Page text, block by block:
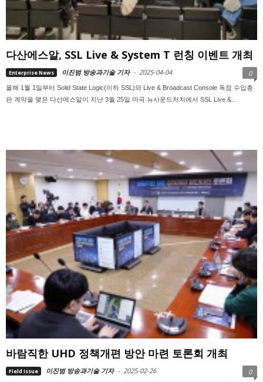
다산에스알, SSL Live & System T 런칭 이벤트 개최
Enterprise News 이진범 방송과기술 기자 - 2025-04-04 0
올해 1월 1일부터 Solid State Logic(이하 SSL)와 Live & Broadcast Console 독점 수입총
판 계약을 맺은 다산에스알이 지난 3월 25일 마곡 뉴사운드처치에서 SSL Live &...
바람직한 UHD 정책개편 방안 마련 토론회 개최
Field Issue 이진범 방송과기술 기자 - 2025-02-26 0